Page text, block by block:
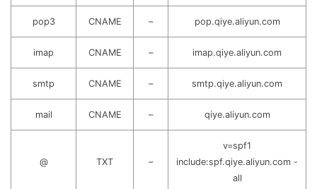
pop3 CNAME – pop.qiye.aliyun.com
imap CNAME – imap.qiye.aliyun.com
smtp CNAME – smtp.qiye.aliyun.com
mail CNAME – qiye.aliyun.com
@ TXT –
v=spf1
include:spf.qiye.aliyun.com -
all